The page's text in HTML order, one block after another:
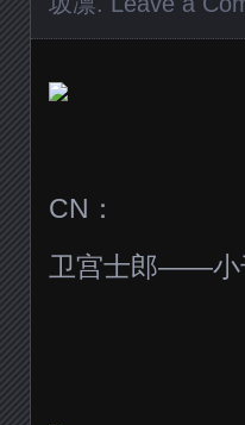
CN：
卫宫士郎——小